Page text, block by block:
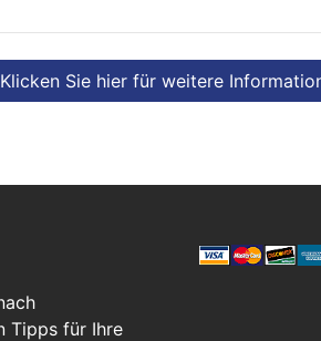
Klicken Sie hier für weitere
Tipps für Ihre